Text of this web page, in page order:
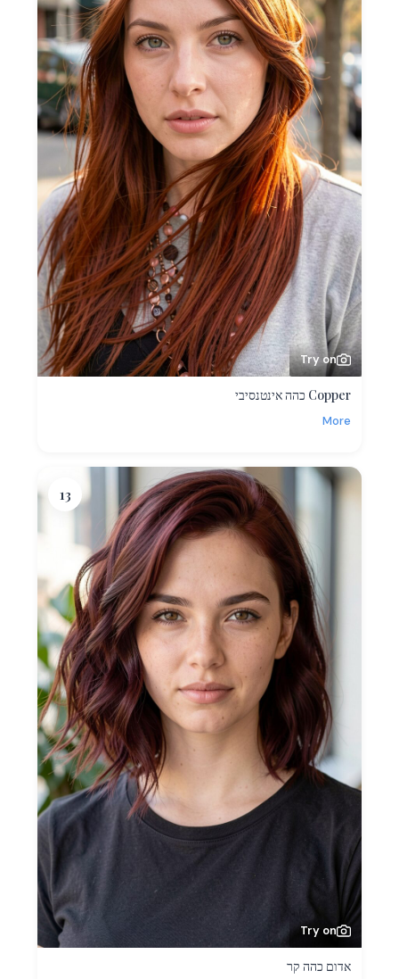
Try on
Copper כהה אינטנסיבי
More
13
Try on
אדום כהה קר